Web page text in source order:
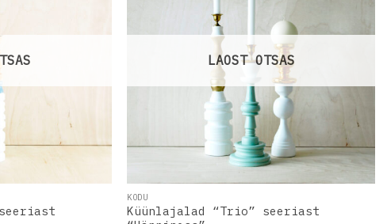
LAOST OTSAS
KODU
Küünlajalad “Trio” seeriast